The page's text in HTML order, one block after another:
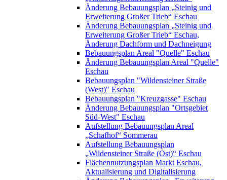
Änderung Bebauungsplan „Steinig und
Erweiterung Großer Trieb“ Eschau
Änderung Bebauungsplan „Steinig und
Erweiterung Großer Trieb“ Eschau,
Änderung Dachform und Dachneigung
Bebauungsplan Areal "Quelle" Eschau
Änderung Bebauungsplan Areal "Quelle"
Eschau
Bebauungsplan "Wildensteiner Straße
(West)" Eschau
Bebauungsplan "Kreuzgasse" Eschau
Änderung Bebauungsplan "Ortsgebiet
Süd-West" Eschau
Aufstellung Bebauungsplan Areal
„Schafhof“ Sommerau
Aufstellung Bebauungsplan
„Wildensteiner Straße (Ost)“ Eschau
Flächennutzungsplan Markt Eschau,
Aktualisierung und Digitalisierung